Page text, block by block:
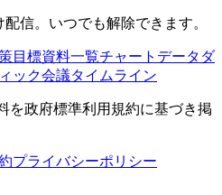
信。いつでも解除できます。
目標資料一覧チャートデータ ダ
ック会議タイムライン
を政府標準利用規約に基づき掲
プライバシーポリシー